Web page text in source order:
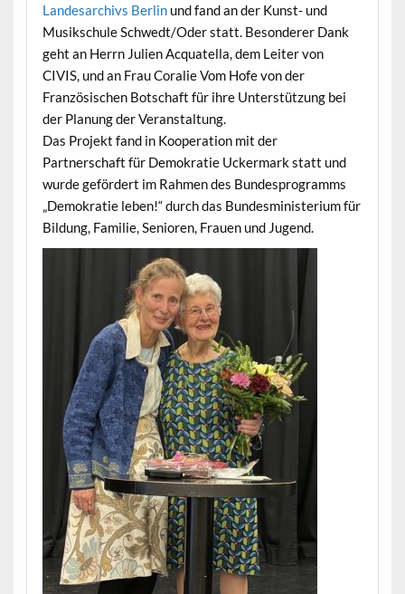
Landesarchivs Berlinund fand an der Kunst- und
Musikschule Schwedt/Oder statt. Besonderer Dank
geht an Herrn Julien Acquatella, dem Leiter von
CIVIS, und an Frau Coralie Vom Hofe von der
Französischen Botschaft für ihre Unterstützung bei
der Planung der Veranstaltung.
Das Projekt fand in Kooperation mit der
Partnerschaft für Demokratie Uckermark statt und
wurde gefördert im Rahmen des Bundesprogramms
„Demokratie leben!“ durch das Bundesministerium für
Bildung, Familie, Senioren, Frauen und Jugend.